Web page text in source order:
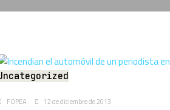
FOPEA 12 de diciembre de 2013